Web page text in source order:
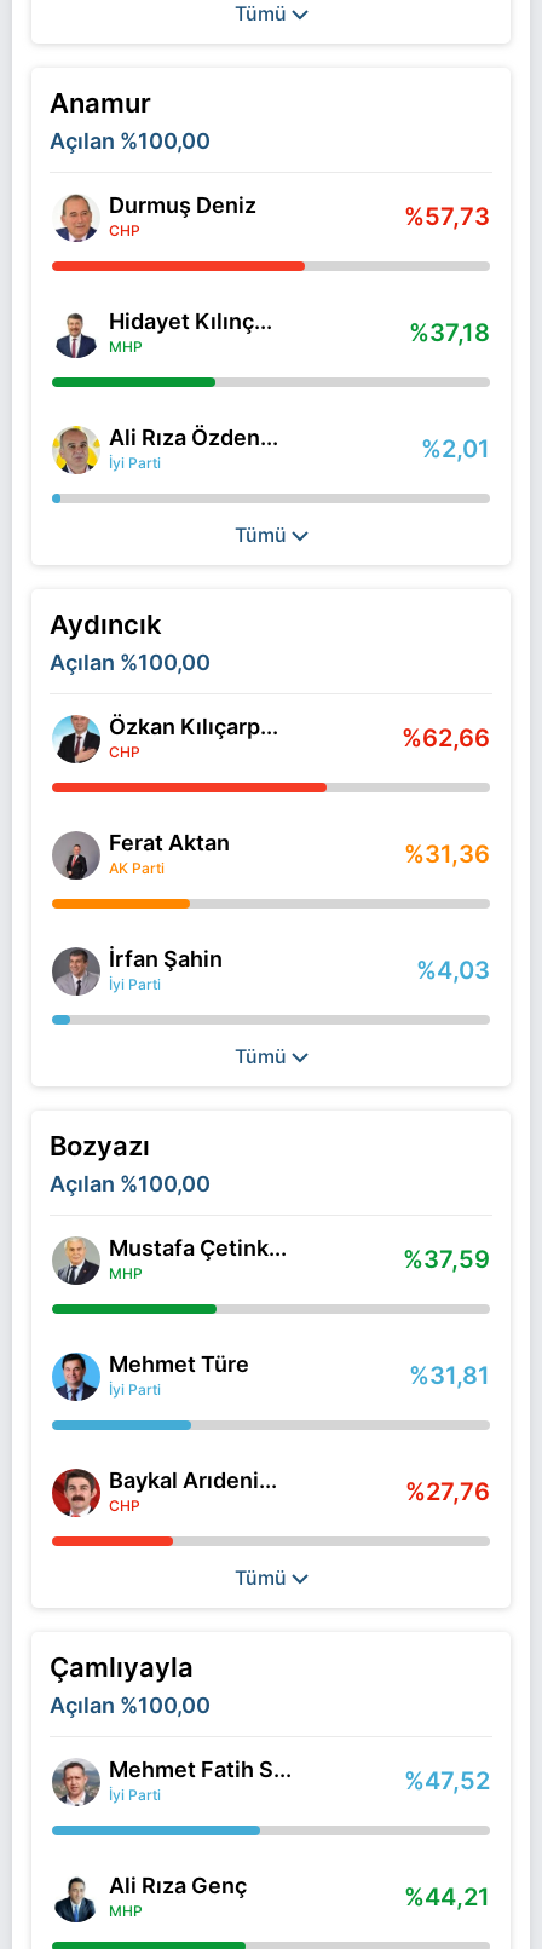
Tümü
Anamur
Açılan %100,00
Durmuş Deniz
CHP %57,73
Hidayet Kılınç...
MHP %37,18
Ali Rıza Özden...
İyi Parti %2,01
Tümü
Aydıncık
Açılan %100,00
Özkan Kılıçarp...
CHP %62,66
Ferat Aktan
AK Parti %31,36
İrfan Şahin
İyi Parti %4,03
Tümü
Bozyazı
Açılan %100,00
Mustafa Çetink...
MHP %37,59
Mehmet Türe
İyi Parti %31,81
Baykal Arıdeni...
CHP %27,76
Tümü
Çamlıyayla
Açılan %100,00
Mehmet Fatih S...
İyi Parti %47,52
Ali Rıza Genç
MHP %44,21